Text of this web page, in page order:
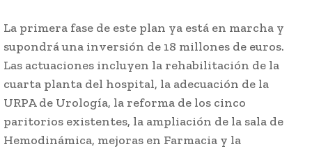
La primera fase de este plan ya está en marcha y
supondrá una inversión de 18 millones de euros.
Las actuaciones incluyen la rehabilitación de la
cuarta planta del hospital, la adecuación de la
URPA de Urología, la reforma de los cinco
paritorios existentes, la ampliación de la sala de
Hemodinámica, mejoras en Farmacia y la